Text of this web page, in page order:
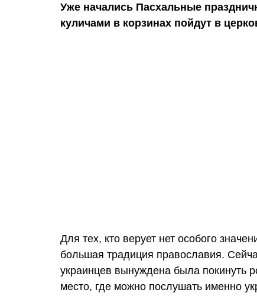
Уже начались Пасхальные
куличами в корзинах пойдут в
Для тех, кто верует нет особого
большая традиция православия.
украинцев вынуждена была покинуть
место, где можно послушать именно